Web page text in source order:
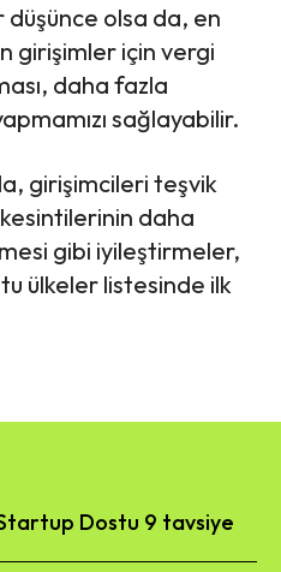
düşünce olsa da, en
girişimler için vergi
daha fazla
sağlayabilir.
girişimcileri teşvik
daha
gibi iyileştirmeler,
ülkeler listesinde ilk
Dostu 9 tavsiye